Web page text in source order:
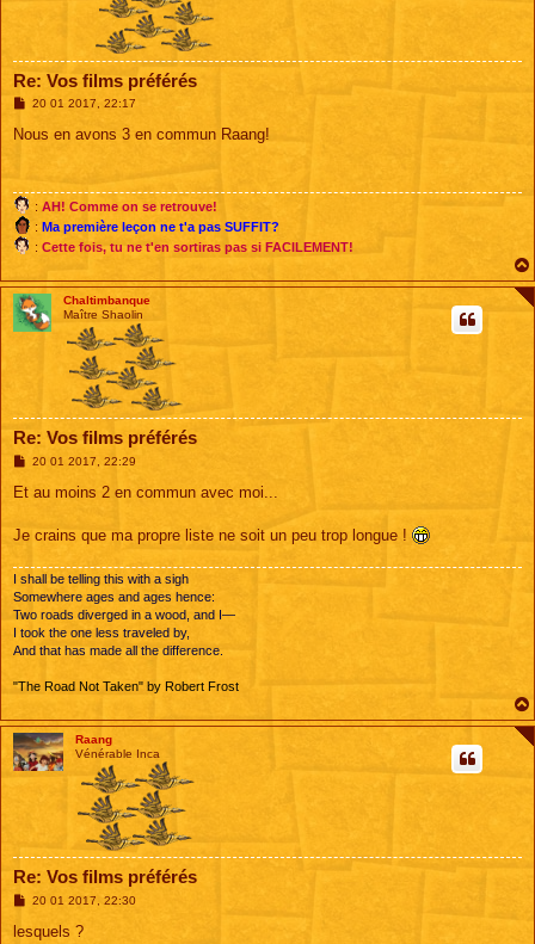
Re: Vos films préférés
M
s
20 01 2017, 22:17
Nous en avons 3 en commun Raang!
: AH! Comme on se retrouve!
: Ma première leçon ne t'a pas SUFFIT?
: Cette fois, tu ne t'en sortiras pas si FACILEMENT!
Chaltimbanque
Maître Shaolin
Re: Vos films préférés
M
s
g
20 01 2017, 22:29
Et au moins 2 en commun avec moi...
Je crains que ma propre liste ne soit un peu trop longue !
I shall be telling this with a sigh
Somewhere ages and ages hence:
Two roads diverged in a wood, and I—
I took the one less traveled by,
And that has made all the difference.
"The Road Not Taken" by Robert Frost
Raang
Vénérable Inca
Re: Vos films préférés
M
s
20 01 2017, 22:30
lesquels ?